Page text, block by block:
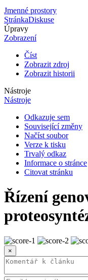
Jmenné prostory
StránkaDiskuse
Úpravy
Zobrazení
Číst
Zobrazit zdroj
Zobrazit historii
Nástroje
Nástroje
Odkazuje sem
Související změny
Načíst soubor
Verze k tisku
Trvalý odkaz
Informace o stránce
Citovat stránku
Řízení
×